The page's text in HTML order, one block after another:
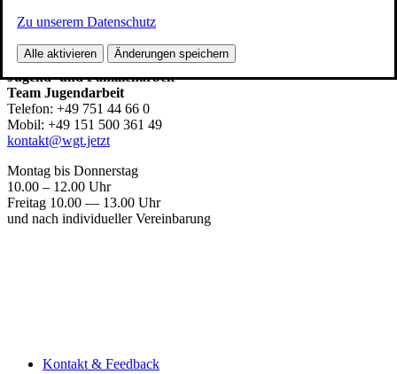
Zu unserem Datenschutz
Alle aktivieren Änderungen speichern
Stadt Wein­gar­ten
Kom­mu­na­le Kinder‑,
Jugend- und Familienarbeit
Team Jugendarbeit
Tele­fon: +49 751 44 66 0
Mobil: +49 151 500 361 49
kontakt@wgt.jetzt
Mon­tag bis Donnerstag
10.00 – 12.00 Uhr
Frei­tag 10.00 — 13.00 Uhr
und nach indi­vi­du­el­ler Vereinbarung
Kon­takt & Feedback